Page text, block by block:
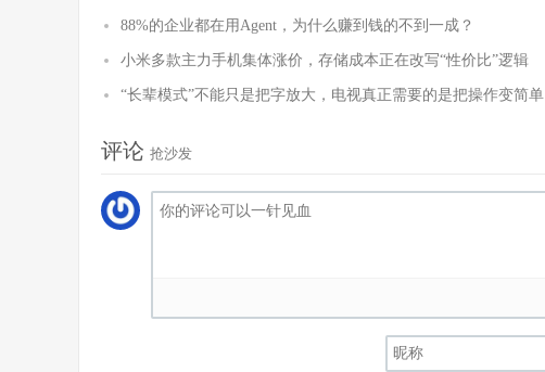
88%的企业都在用Agent，为什么赚到钱的不到一成？
小米多款主力手机集体涨价，存储成本正在改写“性价比”逻辑
“长辈模式”不能只是把字放大，电视真正需要的是把操作变简单
评论 抢沙发